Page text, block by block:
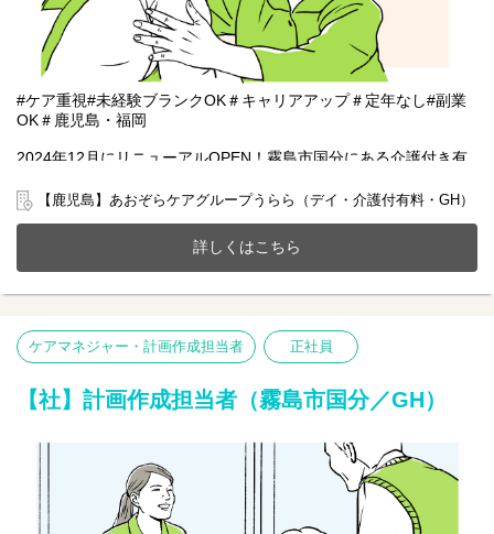
#ケア重視#未経験ブランクOK＃キャリアアップ＃定年なし#副業
OK＃鹿児島・福岡
2024年12月にリニューアルOPEN！霧島市国分にある介護付き有
に働きませんか？
20～70代まで幅広い年齢層の方が活躍中です。
今までのご経験やスキルを当社で発揮して頂ける方を募集してい
【仕事内容】介護業務全般 ※無資格未経験者OK
〇日常生活補助
〇介護記録の記入など
★
【鹿児島】あおぞらケアグループうらら（デイ・介護付有料・GH）
詳しくはこちら
ケアマネジャー・計画作成担当者 正社員
【社】計画作成担当者（霧島市国分／GH）